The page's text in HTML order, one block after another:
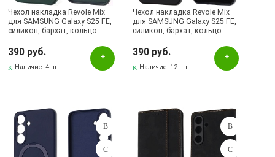
Чехол накладка Revole Mix
для SAMSUNG Galaxy S25 FE,
силикон, бархат, кольцо
зеленый
390 руб.
Наличие:4 шт.
Чехол накладка Revole Mix
для SAMSUNG Galaxy S25 FE,
силикон, бархат, кольцо
390 руб.
Наличие: 12 шт.